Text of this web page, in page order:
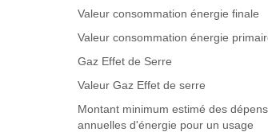
Valeur consommation énergie finale
Valeur consommation énergie
Gaz Effet de Serre
Valeur Gaz Effet de serre
Montant minimum estimé des
annuelles d'énergie pour un usage